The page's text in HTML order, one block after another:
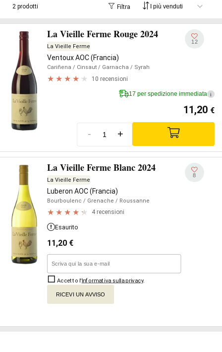
2 prodotti Filtra
La Vieille Ferme Rouge 2024
La Vieille Ferme
Ventoux AOC (Francia)
Cariñena / Cinsaut / Garnacha / Syrah
10 recensioni
12
17 per spedizione immediata i
11,20 €
- +
La Vieille Ferme Blanc 2024
La Vieille Ferme
Luberon AOC (Francia)
Bourboulenc / Grenache / Roussanne
4 recensioni
8
Esaurito
11,20 €
Accetto l'Informativa sulla privacy.
RICEVI UN AVVISO